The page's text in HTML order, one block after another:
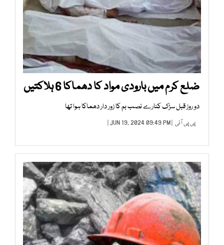
ضلع کرم میں بارودی مواد کا دھماکا 6 ہلاکتیں
دو روز قبل سڑک کنارے نصب بم کا زور دار دھماکا ہوا تھا
پی پی آئی | JUN 19, 2024 09:49 PM |